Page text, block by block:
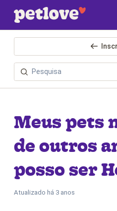
Meus pets
de outros
posso ser
Atualizado há 3 anos